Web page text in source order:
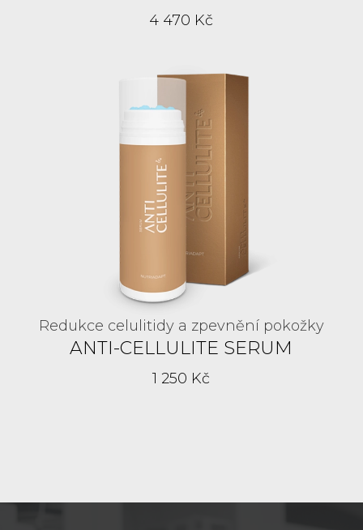
4 470 Kč
Redukce celulitidy a zpevnění pokožky
ANTI-CELLULITE SERUM
1 250 Kč